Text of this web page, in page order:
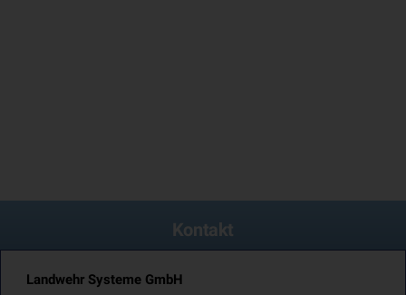
Kontakt
Landwehr Systeme GmbH